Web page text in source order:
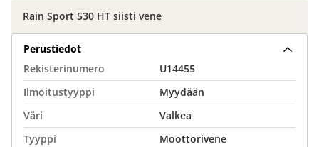
Rain Sport 530 HT siisti vene
Perustiedot
Rekisterinumero
U14455
Ilmoitustyyppi
Myydään
Väri
Valkea
Tyyppi
Moottorivene